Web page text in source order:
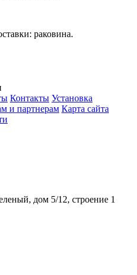
раковина.
Контакты Установка
и партнерам Карта сайта
дом 5/12, строение 1